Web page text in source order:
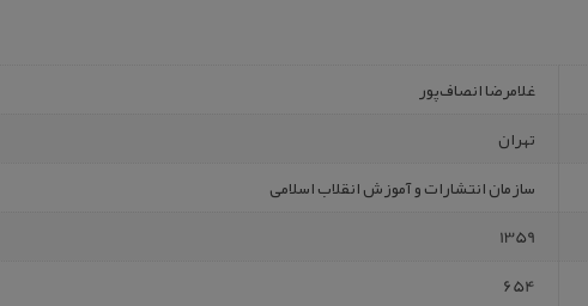
غ‍لامرضا ان‍ص‍اف‌پور
تهران
س‍ازم‍ان‌ ان‍ت‍ش‍ارات‌ و آم‍وزش‌ ان‍ق‍لاب‌ اس‍لامی‌
1359
654